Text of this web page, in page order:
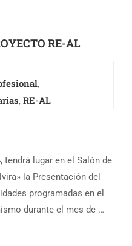
RE-AL
,
, RE-AL
tendrá lugar en el Salón de
la Presentación del
programadas en el
durante el mes de …